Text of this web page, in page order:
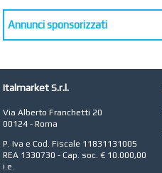
Annunci sponsorizzati
Italmarket S.r.l.
Via Alberto Franchetti 20
00124 - Roma
P. Iva e Cod. Fiscale 11831131005
REA 1330730 - Cap. soc. € 10.000,00
i.e.